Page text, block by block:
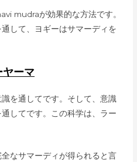
mudraが効果的な方法です。
して、ヨギーはサマーディを
ーマ
を通してです。そして、意識
してです。この科学は、ラー
なサマーディが得られると言